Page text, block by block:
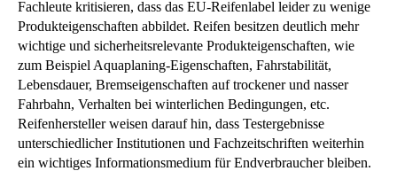
Fachleute kritisieren, dass das EU-Reifenlabel leider zu wenige
Produkteigenschaften abbildet. Reifen besitzen deutlich mehr
wichtige und sicherheitsrelevante Produkteigenschaften, wie
zum Beispiel Aquaplaning-Eigenschaften, Fahrstabilität,
Lebensdauer, Bremseigenschaften auf trockener und nasser
Fahrbahn, Verhalten bei winterlichen Bedingungen, etc.
Reifenhersteller weisen darauf hin, dass Testergebnisse
unterschiedlicher Institutionen und Fachzeitschriften weiterhin
ein wichtiges Informationsmedium für Endverbraucher bleiben.